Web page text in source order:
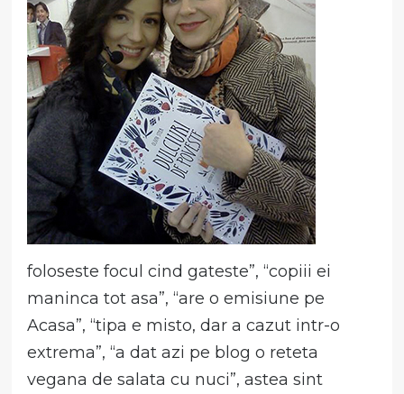
foloseste focul cind gateste”, “copiii ei
maninca tot asa”, “are o emisiune pe
Acasa”, “tipa e misto, dar a cazut intr-o
extrema”, “a dat azi pe blog o reteta
vegana de salata cu nuci”, astea sint